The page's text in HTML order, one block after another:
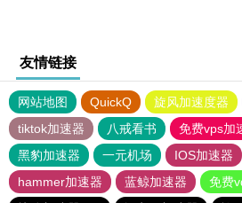
友情链接
网站地图 QuickQ 旋风加速度器
tiktok加速器
八戒看书
免费vps加
黑豹加速器
一元机场 IOS加速器
hammer加速器
蓝鲸加速器 免费